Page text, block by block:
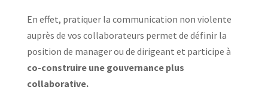
En effet, pratiquer la communication non violente
auprès de vos collaborateurs permet de définir la
position de manager ou de dirigeant et participe à
co-construire une gouvernance plus
collaborative.